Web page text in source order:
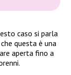
caso si parla
questa è una
aperta fino a